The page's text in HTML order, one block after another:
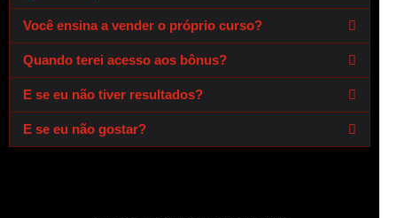
Você ensina a vender o próprio curso?
Quando terei acesso aos bônus?
E se eu não tiver resultados?
E se eu não gostar?